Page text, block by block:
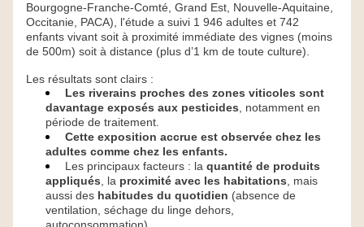
Bourgogne-Franche-Comté, Grand Est, Nouvelle-Aquitaine,
Occitanie, PACA), l'étude a suivi 1 946 adultes et 742
enfants vivant soit à proximité immédiate des vignes (moins
de 500m) soit à distance (plus d’1 km de toute culture).
Les résultats sont clairs :
Les riverains proches des zones viticoles sont
davantage exposés aux pesticides , notamment en
période de traitement.
Cette exposition accrue est observée chez les
adultes comme chez les enfants.
Les principaux facteurs : la quantité de produits
appliqués , la proximité avec les habitations , mais
aussi des habitudes du quotidien (absence de
ventilation, séchage du linge dehors,